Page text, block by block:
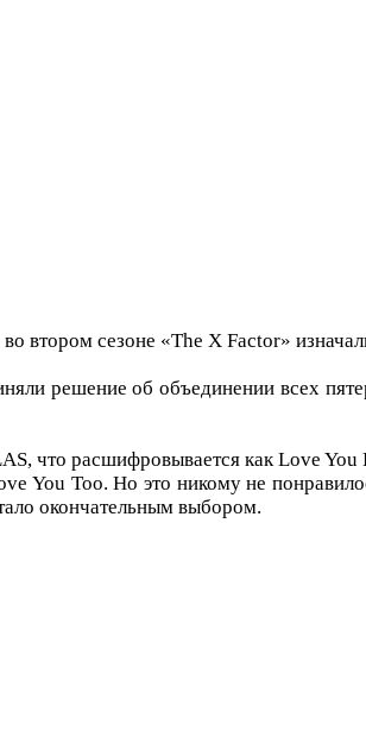
сезоне «The X Factor»
решение об объединении всех
что расшифровывается как Love
You Too. Но это никому не
окончательным выбором.